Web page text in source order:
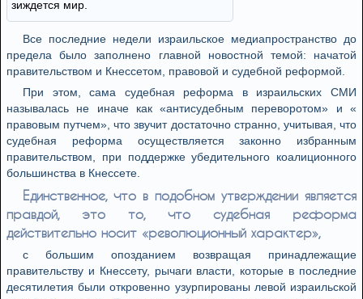
зиждется мир.
Все последние недели израильское медиапространство до
предела было заполнено главной новостной темой: начатой
правительством и Кнессетом, правовой и судебной реформой.
При этом, сама судебная реформа в израильских СМИ
называлась не иначе как «антисудебным переворотом» и «
правовым путчем», что звучит достаточно странно, учитывая, что
судебная реформа осуществляется законно избранным
правительством, при поддержке убедительного коалиционного
большинства в Кнессете.
Единственное, что в подобном утверждении является
правдой, это то, что судебная реформа
действительно носит «революционный характер»,
с большим опозданием возвращая принадлежащие
правительству и Кнессету, рычаги власти, которые в последние
десятилетия были откровенно узурпированы левой израильской